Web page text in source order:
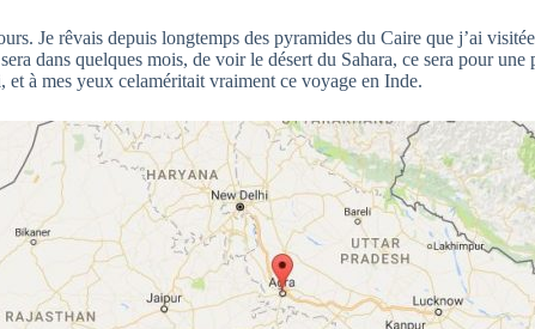
Je rêvais depuis longtemps des pyramides du Caire que j’ai
dans quelques mois, de voir le désert du Sahara, ce sera pour
à mes yeux celaméritait vraiment ce voyage en Inde.